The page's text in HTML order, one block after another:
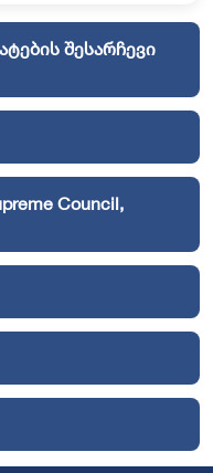
შესარჩევი
Council,